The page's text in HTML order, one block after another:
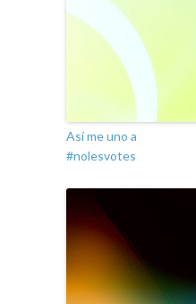
Así me uno a
#nolesvotes